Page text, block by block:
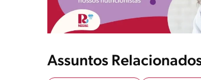
Assuntos